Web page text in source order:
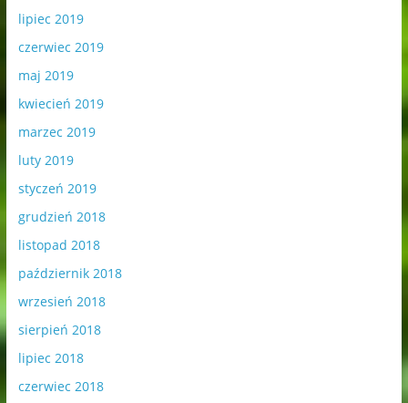
lipiec 2019
czerwiec 2019
maj 2019
kwiecień 2019
marzec 2019
luty 2019
styczeń 2019
grudzień 2018
listopad 2018
październik 2018
wrzesień 2018
sierpień 2018
lipiec 2018
czerwiec 2018